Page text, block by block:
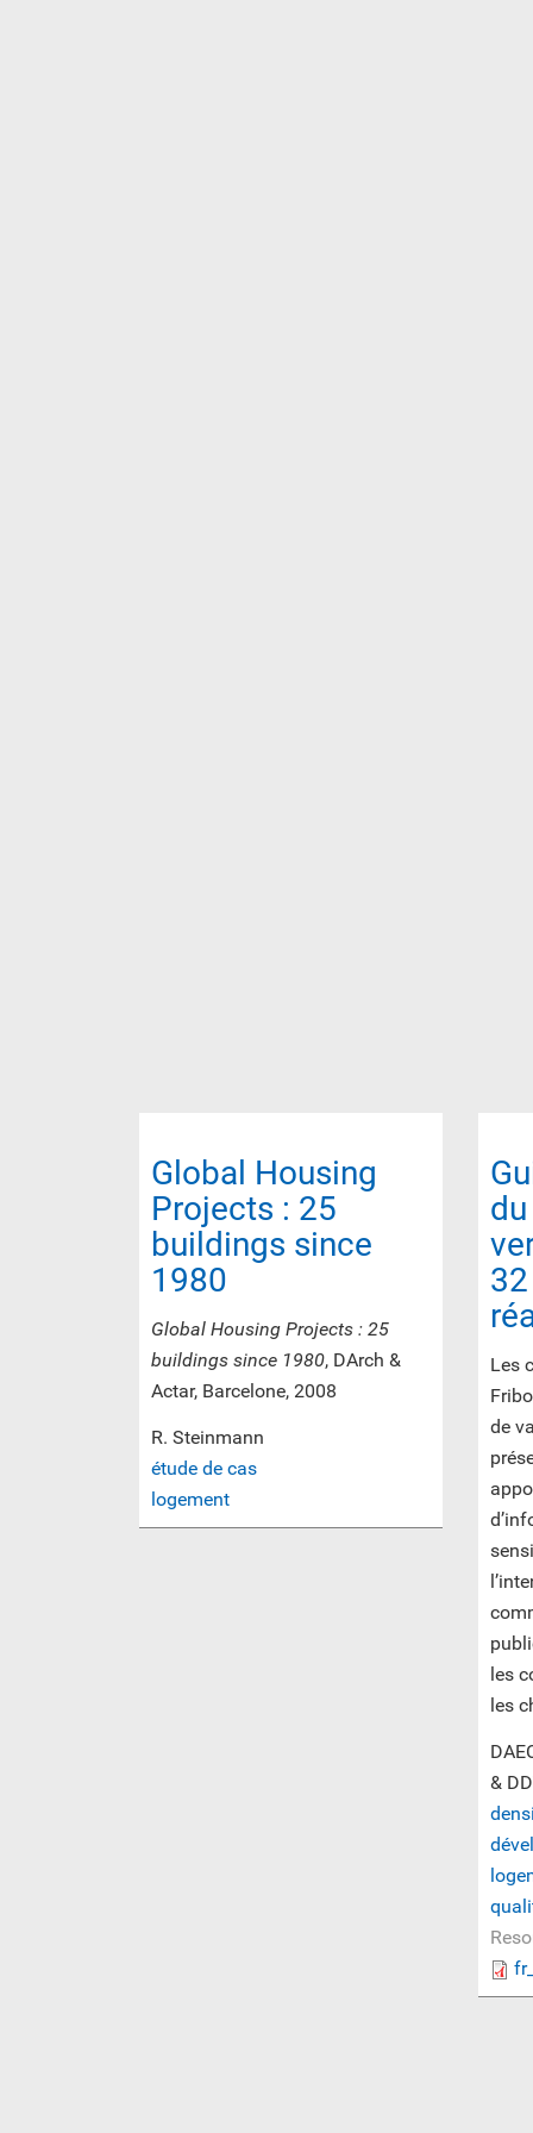
Global Housing
Projects : 25
buildings since
1980
Global Housing Projects : 25
buildings since 1980, DArch &
Actar, Barcelone, 2008
R. Steinmann
étude de cas
logement
Les
de
les
les
&